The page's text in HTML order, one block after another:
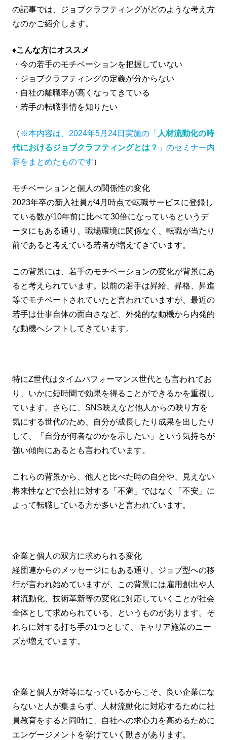
の記事では、ジョブクラフティングがどのような考え方
なのかご紹介します。
♦こんな方にオススメ
・今の若手のモチベーションを把握していない
・ジョブクラフティングの定義が分からない
・自社の離職率が高くなってきている
・若手の転職事情を知りたい
（ ※本内容は、2024年5月24日実施の「 人材流動化の時
代におけるジョブクラフティングとは？ 」のセミナー内
容をまとめたものです）
モチベーションと個人の関係性の変化
2023年卒の新入社員が4月時点で転職サービスに登録し
ている数が10年前に比べて30倍になっているというデ
ータにもある通り、職場環境に関係なく、転職が当たり
前であると考えている若者が増えてきています。
この背景には、若手のモチベーションの変化が背景にあ
ると考えられています。以前の若手は昇給、昇格、昇進
等でモチベートされていたと言われていますが、最近の
若手は仕事自体の面白さなど、外発的な動機から内発的
な動機へシフトしてきています。
特にZ世代はタイムパフォーマンス世代とも言われてお
り、いかに短時間で効果を得ることができるかを重視し
ています。さらに、SNS映えなど他人からの映り方を
気にする世代のため、自分が成長したり成果を出したり
して、「自分が何者なのかを示したい」という気持ちが
強い傾向にあるとも言われています。
これらの背景から、他人と比べた時の自分や、見えない
将来性などで会社に対する「不満」ではなく「不安」に
よって転職している方が多いと言われています。
企業と個人の双方に求められる変化
経団連からのメッセージにもある通り、ジョブ型への移
行が言われ始めていますが、この背景には雇用創出や人
材流動化、技術革新等の変化に対応していくことが社会
全体として求められている、というものがあります。そ
れらに対する打ち手の1つとして、キャリア施策のニー
ズが増えています。
企業と個人が対等になっているからこそ、良い企業にな
らないと人が集まらず、人材流動化に対応するために社
員教育をすると同時に、自社への求心力を高めるために
エンゲージメントを挙げていく動きがあります。